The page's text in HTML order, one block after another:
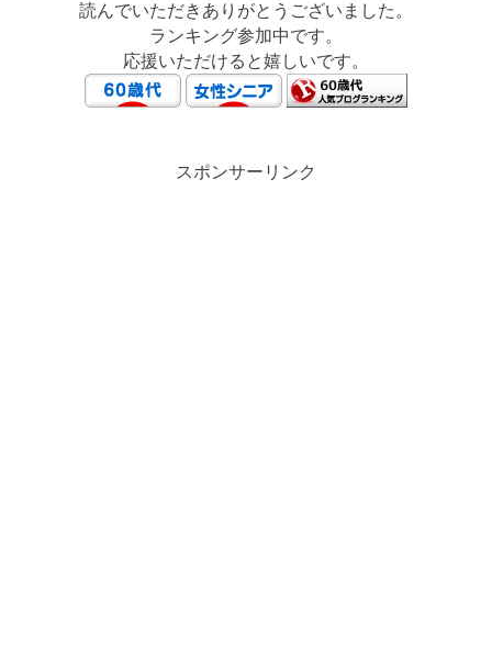
読んでいただきありがとうございました。
ランキング参加中です。
応援いただけると嬉しいです。
スポンサーリンク